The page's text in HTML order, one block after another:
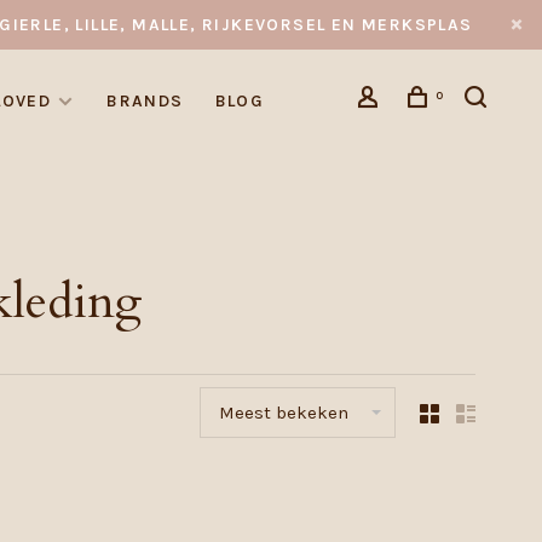
LILLE, MALLE, RIJKEVORSEL EN MERKSPLAS
BRANDS BLOG 0
Meest bekeken